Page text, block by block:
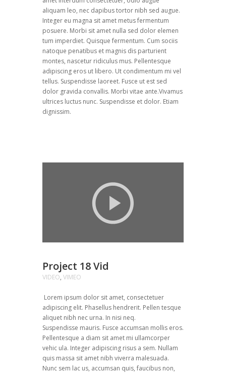
aliquam leo, nec dapibus tortor nibh sed augue.
Integer eu magna sit amet metus fermentum
posuere. Morbi sit amet nulla sed dolor elemen
tum imperdiet. Quisque fermentum. Cum sociis
natoque penatibus et magnis dis parturient
montes, nascetur ridiculus mus. Pellentesque
adipiscing eros ut libero. Ut condimentum mi vel
tellus. Suspendisse laoreet. Fusce ut est sed
dolor gravida convallis. Morbi vitae ante.Vivamus
ultrices luctus nunc. Suspendisse et dolor. Etiam
dignissim.
Project 18 Vid
VIDEO, VIMEO
Lorem ipsum dolor sit amet, consectetuer
adipiscing elit. Phasellus hendrerit. Pellen tesque
aliquet nibh nec urna. In nisi neq.
Suspendisse mauris. Fusce accumsan mollis eros.
Pellentesque a diam sit amet mi ullamcorper
vehic ula. Integer adipiscing risus a sem. Nullam
quis massa sit amet nibh viverra malesuada.
Nunc sem lac us, accumsan quis, faucibus non,